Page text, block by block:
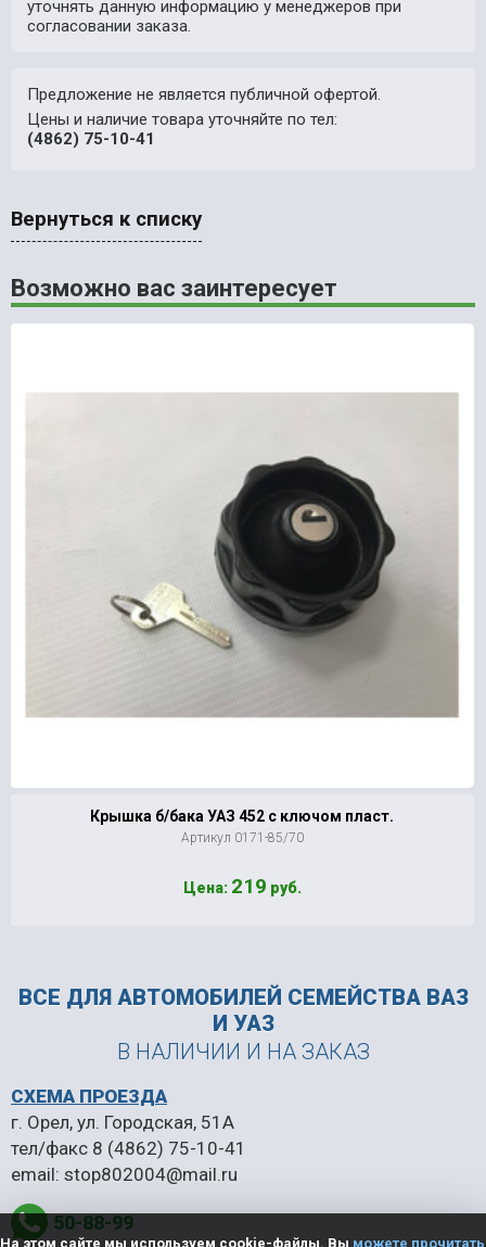
уточнять данную информацию у менеджеров при
согласовании заказа.
Предложение не является публичной офертой.
Цены и наличие товара уточняйте по тел:
(4862) 75-10-41
Вернуться к списку
Возможно вас заинтересует
Крышка б/бака УАЗ 452 с ключом пласт.
Артикул 0171-85/70
Цена: 219 руб.
ВСЕ ДЛЯ АВТОМОБИЛЕЙ СЕМЕЙСТВА ВАЗ
И УАЗ
В НАЛИЧИИ И НА ЗАКАЗ
50-88-99
СХЕМА ПРОЕЗДА
г. Орел, ул. Городская, 51А
тел/факс 8 (4862) 75-10-41
email: stop802004@mail.ru
На этом сайте мы используем cookie-файлы. Вы можете прочитать